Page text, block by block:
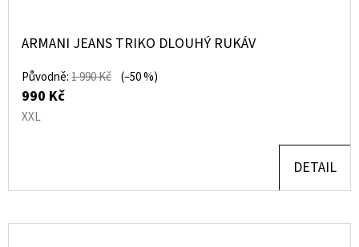
ARMANI JEANS TRIKO DLOUHÝ RUKÁV
Původně:1 990 Kč (–50 %)
990 Kč
XXL
DETAIL